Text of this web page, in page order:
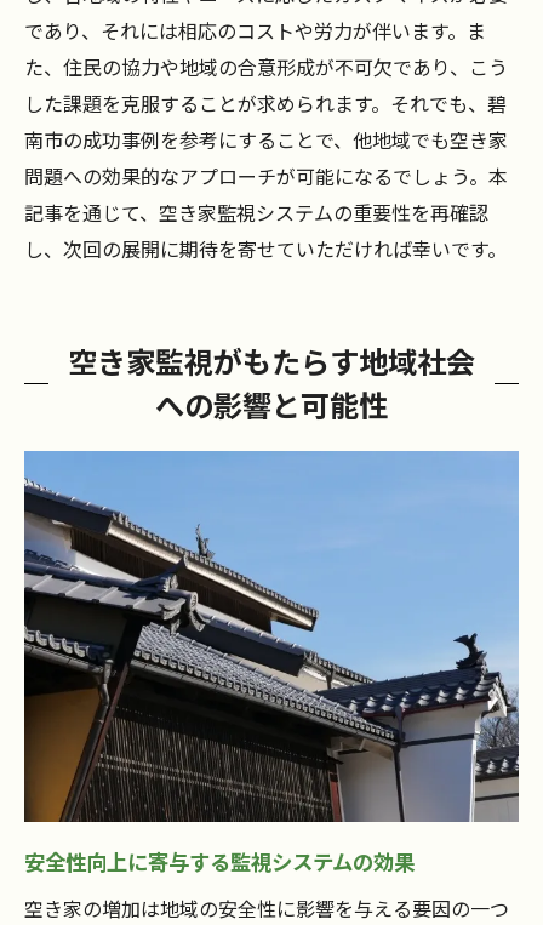
であり、それには相応のコストや労力が伴います。ま
た、住民の協力や地域の合意形成が不可欠であり、こう
した課題を克服することが求められます。それでも、碧
南市の成功事例を参考にすることで、他地域でも空き家
問題への効果的なアプローチが可能になるでしょう。本
記事を通じて、空き家監視システムの重要性を再確認
し、次回の展開に期待を寄せていただければ幸いです。
空き家監視がもたらす地域社会
への影響と可能性
安全性向上に寄与する監視システムの効果
空き家の増加は地域の安全性に影響を与える要因の一つ